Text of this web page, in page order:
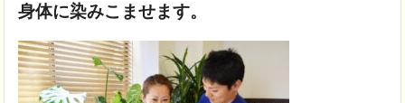
身体に染みこませます。